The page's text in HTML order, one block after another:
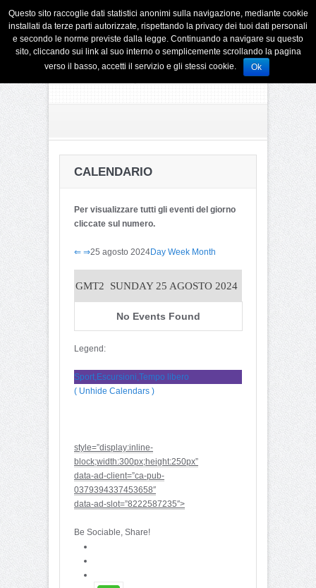
CALENDARIO
Per visualizzare tutti gli eventi del giorno
cliccate sul numero.
⇐ ⇒25 agosto 2024Day Week Month
GMT2 SUNDAY 25 AGOSTO 2024
No Events Found
Legend:
Sport,Escursioni,Tempo libero
( Unhide Calendars )
style=”display:inline-
block;width:300px;height:250px”
data-ad-client=”ca-pub-
0379394337453658″
data-ad-slot=”8222587235″>
Be Sociable, Share!
Questo sito raccoglie dati statistici anonimi sulla navigazione, mediante cookie
installati da terze parti autorizzate, rispettando la privacy dei tuoi dati personali
e secondo le norme previste dalla legge. Continuando a navigare su questo
sito, cliccando sui link al suo interno o semplicemente scrollando la pagina
verso il basso, accetti il servizio e gli stessi cookie.
Ok